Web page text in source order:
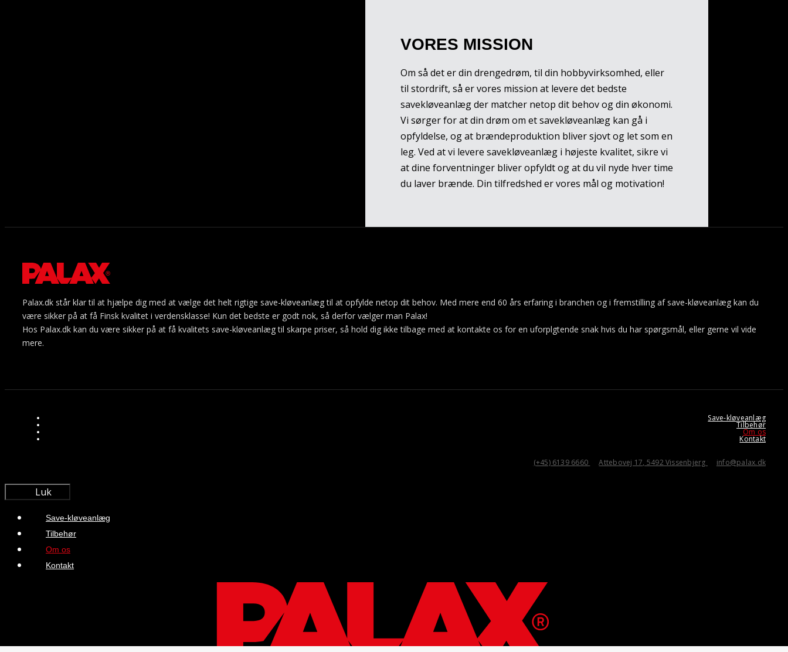
VORES MISSION
Om så det er din drengedrøm, til din hobbyvirksomhed, eller
til stordrift, så er vores mission at levere det bedste
savekløveanlæg der matcher netop dit behov og din økonomi.
Vi sørger for at din drøm om et savekløveanlæg kan gå i
opfyldelse, og at brændeproduktion bliver sjovt og let som en
leg. Ved at vi levere savekløveanlæg i højeste kvalitet, sikre vi
at dine forventninger bliver opfyldt og at du vil nyde hver time
du laver brænde. Din tilfredshed er vores mål og motivation!
Palax.dk står klar til at hjælpe dig med at vælge det helt rigtige save-kløveanlæg til at opfylde netop dit behov. Med mere end 60 års erfaring i branchen og i fremstilling af save-kløveanlæg kan du
være sikker på at få Finsk kvalitet i verdensklasse! Kun det bedste er godt nok, så derfor vælger man Palax!
Hos Palax.dk kan du være sikker på at få kvalitets save-kløveanlæg til skarpe priser, så hold dig ikke tilbage med at kontakte os for en uforplgtende snak hvis du har spørgsmål, eller gerne vil vide
mere.
Save-kløveanlæg
Tilbehør
Om os
Kontakt
(+45) 6139 6660 Attebovej 17, 5492 Vissenbjerg info@palax.dk
Luk
Save-kløveanlæg
Tilbehør
Om os
Kontakt